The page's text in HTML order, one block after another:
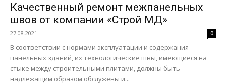
Качественный ремонт межпанельных
швов от компании «Строй МД»
27.08.2021 0
В соответствии с нормами эксплуатации и содержания
панельных зданий, их технологические швы, имеющиеся на
стыке между строительными плитами, должны быть
надлежащим образом обслужены и...